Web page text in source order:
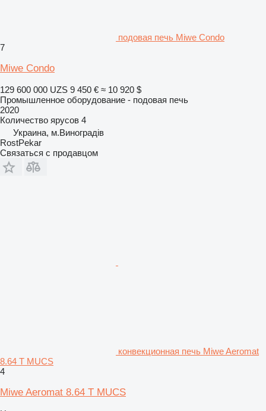
подовая печь Miwe Condo
7
Miwe Condo
129 600 000 UZS 9 450 € ≈ 10 920 $
Промышленное оборудование - подовая печь
2020
Количество ярусов 4
Украина, м.Виноградів
RostPekar
Связаться с продавцом
конвекционная печь Miwe Aeromat
8.64 T MUCS
4
Miwe Aeromat 8.64 T MUCS